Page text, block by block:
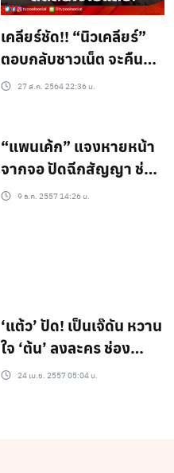
เคลียร์ชัด!! “นิวเคลียร์”
ตอบกลับชาวเน็ต จะคืนดี
หรือไม่ ?
27 ส.ค. 2564 22:36 น.
“แพนเค้ก” แจงหายหน้า
จากจอ ปัดฉีกสัญญา ช่อง
7
9 ธ.ค. 2557 14:26 น.
‘แต้ว’ ปัด! เป็นเจ๊ดัน หวาน
ใจ ‘ต้น’ ลงละคร ช่อง
LOCA
24 เม.ย. 2557 05:04 น.